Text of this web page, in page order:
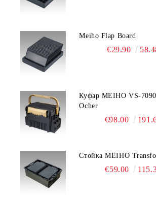
Meiho Flap Board
€29.90
Куфар MEIHO VS-
Ocher
€98.00
Стойка MEIHO
€59.00